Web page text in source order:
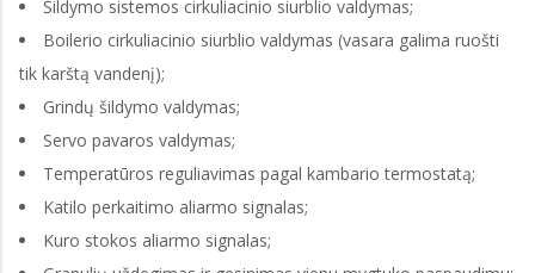
Šildymo sistemos cirkuliacinio siurblio valdymas;
Boilerio cirkuliacinio siurblio valdymas (vasara galima ruošti
tik karštą vandenį);
Grindų šildymo valdymas;
Servo pavaros valdymas;
Temperatūros reguliavimas pagal kambario termostatą;
Katilo perkaitimo aliarmo signalas;
Kuro stokos aliarmo signalas;